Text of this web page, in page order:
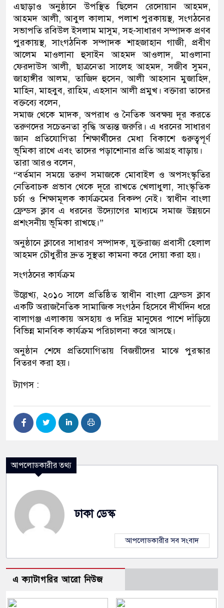
এছাড়াও অনুষ্ঠানে উপস্থিত ছিলেন রেদোয়ান আহমদ,
আহমদ আলী, আবুল কালাম, পলাশ পুরকায়স্থ, সংগঠনের
সভাপতি রবিউল ইসলাম মাসুম, সহ-সাধারণ সম্পাদক প্রণব
পুরকায়স্থ, সাংগঠনিক সম্পাদক শাহজাহান গাজী, প্রবীণ
আলেম মাওলানা হুসাইন আহমদ আওলাদ, মাওলানা
ফেরদাউস আলী, ছাত্রনেতা সালেহ আহমদ, সজীব সুমন,
জাহাঙ্গীর আলম, তাজিদ হুসেন, আলী আহসান মুজাহিদ,
মাহিন, মাহবুব, রাহিম, এহসান আলী প্রমুখ। বক্তারা তাদের
বক্তব্যে বলেন,
সমাজ থেকে মাদক, অপরাধ ও নৈতিক অবক্ষয় দূর করতে
তরুণদের সচেতনতা বৃদ্ধি অত্যন্ত জরুরি। এ ধরনের সাধারণ
জ্ঞান প্রতিযোগিতা শিক্ষার্থীদের মেধা বিকাশে গুরুত্বপূর্ণ
ভূমিকা রাখে এবং তাদের পড়াশোনার প্রতি আগ্রহ বাড়ায়।
তারা আরও বলেন,
“বর্তমান সময়ে তরুণ সমাজকে মোবাইল ও অপসংস্কৃতির
নেতিবাচক প্রভাব থেকে দূরে রাখতে খেলাধুলা, সাংস্কৃতিক
চর্চা ও শিক্ষামূলক কার্যক্রমের বিকল্প নেই। স্বাধীন বাংলা
ফ্রেন্ডস ক্লাব এ ধরনের উদ্যোগের মাধ্যমে সমাজ উন্নয়নে
প্রশংসনীয় ভূমিকা রাখছে।”
অনুষ্ঠানে ক্লাবের সাধারণ সম্পাদক, যুক্তরাজ্য প্রবাসী হেলাল
আহমদ চৌধুরীর দ্রুত সুস্থতা কামনা করে দোয়া করা হয়।
সংগঠনের কার্যক্রম
উল্লেখ্য, ২০১০ সালে প্রতিষ্ঠিত স্বাধীন বাংলা ফ্রেন্ডস ক্লাব
একটি অরাজনৈতিক সামাজিক সংগঠন হিসেবে দীর্ঘদিন ধরে
বালাগঞ্জ এলাকায় অসহায় ও দরিদ্র মানুষের পাশে দাঁড়িয়ে
বিভিন্ন মানবিক কার্যক্রম পরিচালনা করে আসছে।
অনুষ্ঠান শেষে প্রতিযোগিতায় বিজয়ীদের মাঝে পুরস্কার
বিতরণ করা হয়।
ট্যাগস :
আপলোডকারীর তথ্য
ঢাকা ডেস্ক
আপলোডকারীর সব সংবাদ
এ ক্যাটাগরির আরো নিউজ